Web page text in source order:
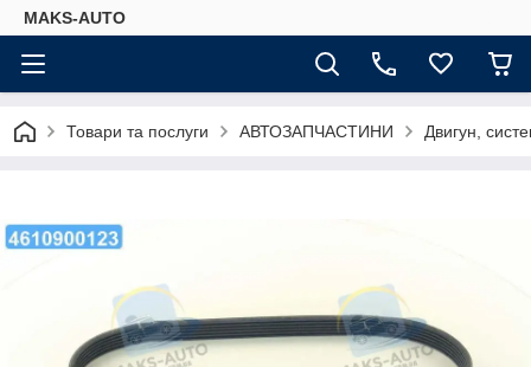
MAKS-AUTO
Товари та послуги АВТОЗАПЧАСТИНИ Двигун,